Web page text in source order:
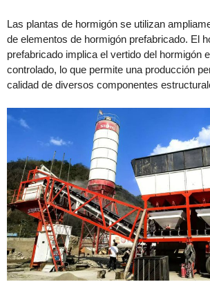
Las plantas de hormigón se utilizan
de elementos de hormigón prefabricado. El
prefabricado implica el vertido del hormigón
controlado, lo que permite una producción
calidad de diversos componentes